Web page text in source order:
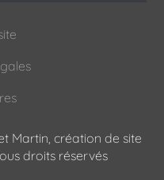
Martin, création de site
droits réservés